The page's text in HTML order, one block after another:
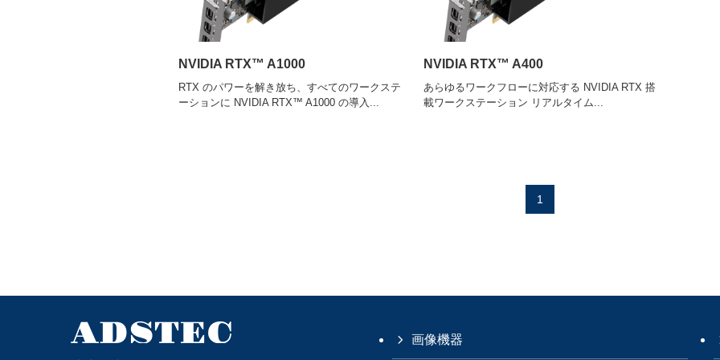
NVIDIA RTX™ A1000
RTX のパワーを解き放ち、すべてのワークステ
ーションに NVIDIA RTX™ A1000 の導入...
NVIDIA RTX™ A400
あらゆるワークフローに対応する NVIDIA RTX 搭
載ワークステーション リアルタイム...
1
画像機器